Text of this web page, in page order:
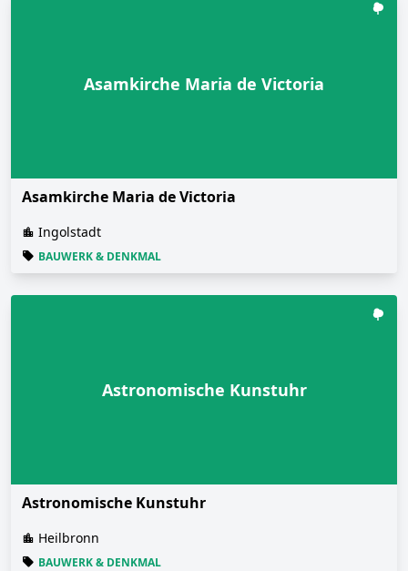
Asamkirche Maria de Victoria
Asamkirche Maria de Victoria
Ingolstadt
BAUWERK & DENKMAL
Astronomische Kunstuhr
Astronomische Kunstuhr
Heilbronn
BAUWERK & DENKMAL